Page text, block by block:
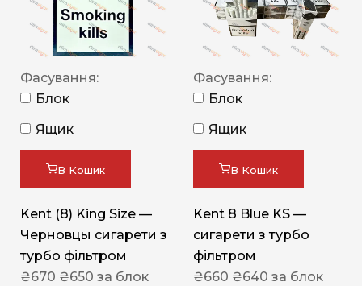
Фасування:
Блок
Ящик
В Кошик
Kent (8) King Size —
Черновцы сигарети з
турбо фільтром
₴670 ₴650 за блок
Фасування:
Блок
Ящик
В Кошик
Kent 8 Blue KS —
сигарети з турбо
фільтром
₴660 ₴640 за блок